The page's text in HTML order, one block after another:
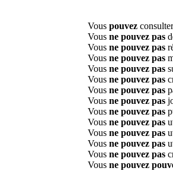
Vous pouvez
Vous ne pouvez pas
Vous ne pouvez pas
Vous ne pouvez pas
Vous ne pouvez pas
Vous ne pouvez pas
Vous ne pouvez pas
Vous ne pouvez pas
Vous ne pouvez pas
Vous ne pouvez pas
Vous ne pouvez pas
Vous ne pouvez pas
Vous ne pouvez pas
Vous ne pouvez